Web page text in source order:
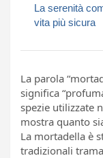
La serenità
vita più sicura
La parola
significa
spezie utilizzate
mostra quanto
La mortadella è
tradizionali